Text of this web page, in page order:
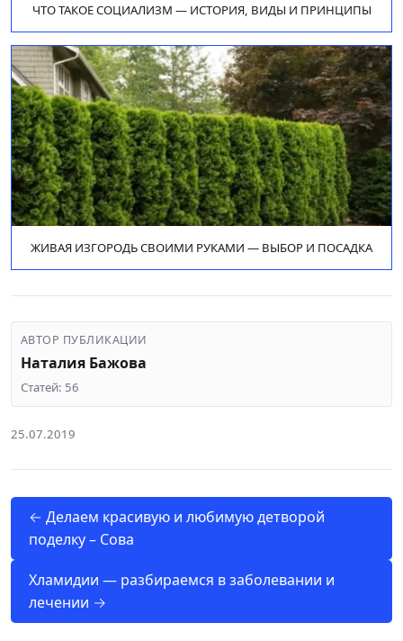
ЧТО ТАКОЕ СОЦИАЛИЗМ — ИСТОРИЯ, ВИДЫ И ПРИНЦИПЫ
ЖИВАЯ ИЗГОРОДЬ СВОИМИ РУКАМИ — ВЫБОР И ПОСАДКА
АВТОР ПУБЛИКАЦИИ
Наталия Бажова
Статей: 56
25.07.2019
← Делаем красивую и любимую детворой
поделку – Сова
Хламидии — разбираемся в заболевании и
лечении →